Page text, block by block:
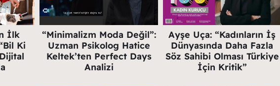
İlk
Ki
“Minimalizm Moda Değil”:
Uzman Psikolog Hatice
Keltek’ten Perfect Days
Analizi
Ayşe Uça: “Kadınların İş
Dünyasında Daha Fazla
Söz Sahibi Olması Türkiye
İçin Kritik”